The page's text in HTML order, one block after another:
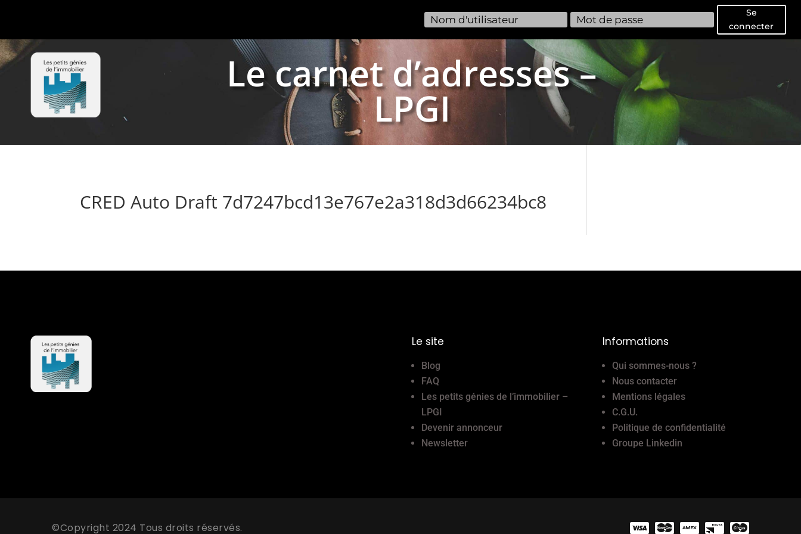
Se
connecter
Le carnet d’adresses –
LPGI
CRED Auto Draft 7d7247bcd13e767e2a318d3d66234bc8
Le site
Blog
FAQ
Les petits génies de l’immobilier –
LPGI
Devenir annonceur
Newsletter
Informations
Qui sommes-nous ?
Nous contacter
Mentions légales
C.G.U.
Politique de confidentialité
Groupe Linkedin
©Copyright 2024 Tous droits réservés.